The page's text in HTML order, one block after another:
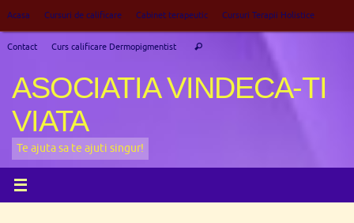
conținut
Acasa Cursuri de calificare Cabinet terapeutic Cursuri Terapii Holistice
Contact Curs calificare Dermopigmentist Caută
ASOCIATIA VINDECA-TI
VIATA
Te ajuta sa te ajuti singur!